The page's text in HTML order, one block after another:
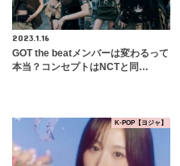
2023.1.16
GOT the beatメンバーは変わるって
本当？コンセプトはNCTと同…
K-POP【ヨジャ】